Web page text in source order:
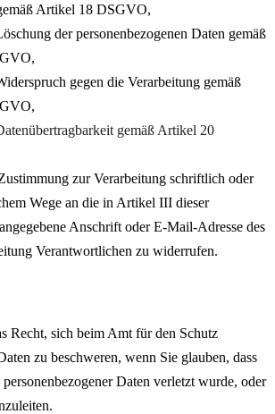
Artikel 18 DSGVO,
der personenbezogenen Daten gemäß
gegen die Verarbeitung gemäß
gemäß Artikel 20
zur Verarbeitung schriftlich oder
Wege an die in Artikel III dieser
Anschrift oder E-Mail-Adresse des
Verantwortlichen zu widerrufen.
Recht, sich beim Amt für den Schutz
zu beschweren, wenn Sie glauben, dass
Daten verletzt wurde, oder